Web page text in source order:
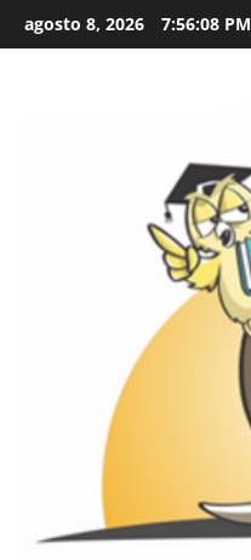
to
agosto 8, 2026 7:56:09 PM